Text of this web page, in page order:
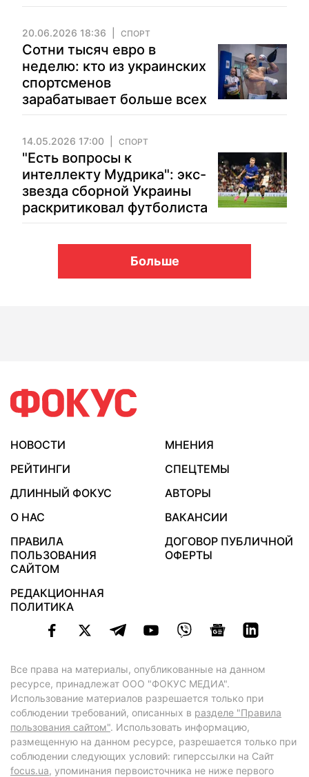
20.06.2026 18:36 СПОРТ
Сотни тысяч евро в
неделю: кто из украинских
спортсменов
зарабатывает больше всех
14.05.2026 17:00 СПОРТ
"Есть вопросы к
интеллекту Мудрика": экс-
звезда сборной Украины
раскритиковал футболиста
Больше
НОВОСТИ
МНЕНИЯ
РЕЙТИНГИ
СПЕЦТЕМЫ
ДЛИННЫЙ ФОКУС
АВТОРЫ
О НАС
ВАКАНСИИ
ПРАВИЛА
ПОЛЬЗОВАНИЯ
САЙТОМ
ДОГОВОР ПУБЛИЧНОЙ
ОФЕРТЫ
РЕДАКЦИОННАЯ
ПОЛИТИКА
Все права на материалы, опубликованные на данном
ресурсе, принадлежат ООО "ФОКУС МЕДИА".
Использование материалов разрешается только при
соблюдении требований, описанных в разделе "Правила
пользования сайтом". Использовать информацию,
размещенную на данном ресурсе, разрешается только при
соблюдении следующих условий: гиперссылки на Сайт
focus.ua, упоминания первоисточника не ниже первого